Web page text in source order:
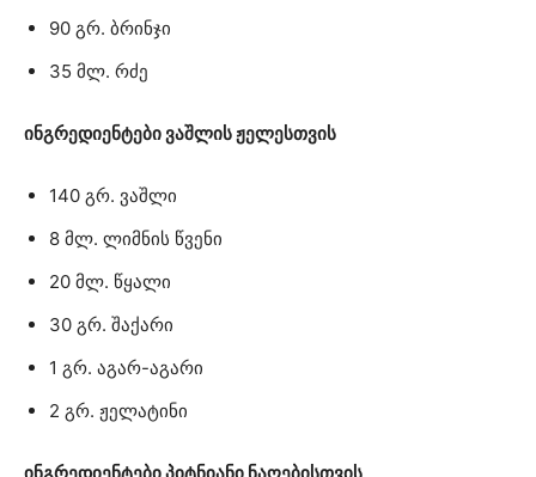
90 გრ. ბრინჯი
35 მლ. რძე
ინგრედიენტები ვაშლის ჟელესთვის
140 გრ. ვაშლი
8 მლ. ლიმნის წვენი
20 მლ. წყალი
30 გრ. შაქარი
1 გრ. აგარ-აგარი
2 გრ. ჟელატინი